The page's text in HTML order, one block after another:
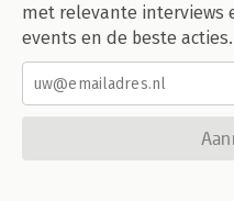
met relevante interviews
events en de beste acties.